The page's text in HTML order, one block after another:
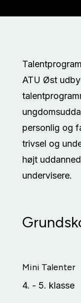
ATU Øst
personlig og
trivsel og
højt
undervisere.
Mini Talenter
4. - 5. klasse